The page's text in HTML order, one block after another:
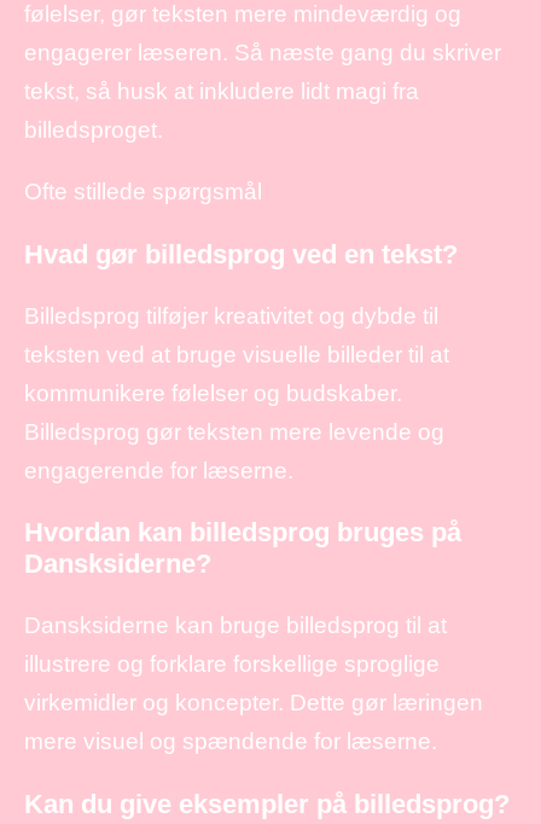
følelser, gør teksten mere mindeværdig og
engagerer læseren. Så næste gang du skriver
tekst, så husk at inkludere lidt magi fra
billedsproget.
Ofte stillede spørgsmål
Hvad gør billedsprog ved en tekst?
Billedsprog tilføjer kreativitet og dybde til
teksten ved at bruge visuelle billeder til at
kommunikere følelser og budskaber.
Billedsprog gør teksten mere levende og
engagerende for læserne.
Hvordan kan billedsprog bruges på
Dansksiderne?
Dansksiderne kan bruge billedsprog til at
illustrere og forklare forskellige sproglige
virkemidler og koncepter. Dette gør læringen
mere visuel og spændende for læserne.
Kan du give eksempler på billedsprog?